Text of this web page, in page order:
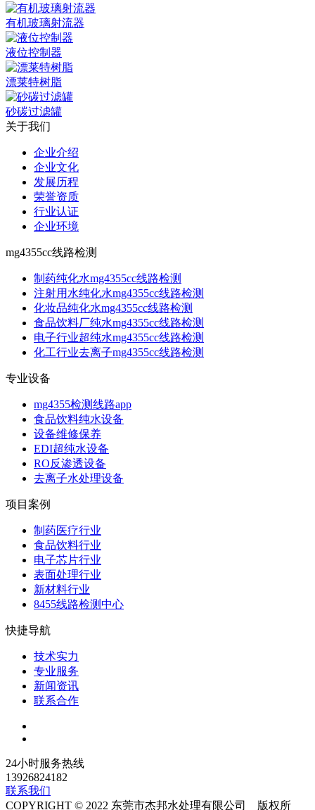
有机玻璃射流器
液位控制器
漂莱特树脂
砂碳过滤罐
关于我们
企业介绍
企业文化
发展历程
荣誉资质
行业认证
企业环境
mg4355cc线路检测
制药纯化水mg4355cc线路检测
注射用水纯化水mg4355cc线路检测
化妆品纯化水mg4355cc线路检测
食品饮料厂纯水mg4355cc线路检测
电子行业超纯水mg4355cc线路检测
化工行业去离子mg4355cc线路检测
专业设备
mg4355检测线路app
食品饮料纯水设备
设备维修保养
EDI超纯水设备
RO反渗透设备
去离子水处理设备
项目案例
制药医疗行业
食品饮料行业
电子芯片行业
表面处理行业
新材料行业
8455线路检测中心
快捷导航
技术实力
专业服务
新闻资讯
联系合作
24小时服务热线
13926824182
联系我们
COPYRIGHT © 2022 东莞市杰邦水处理有限公司 版权所